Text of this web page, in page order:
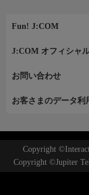
Fun! J:COM
J:COM オフィシャ
お問い合わせ
お客さまのデータ利
Copyright
Copyright ©Jupiter